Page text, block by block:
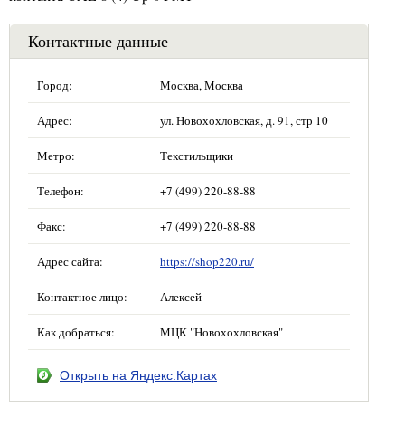
Контактные данные
Город: Москва, Москва
Адрес: ул. Новохохловская, д. 91, стр 10
Метро: Текстильщики
Телефон: +7 (499) 220-88-88
Факс: +7 (499) 220-88-88
Адрес сайта: https://shop220.ru/
Контактное лицо: Алексей
Как добраться: МЦК "Новохохловская"
Открыть на Яндекс.Картах